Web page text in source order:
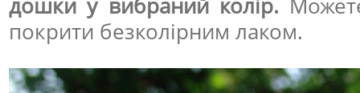
покрити безколірним лаком.